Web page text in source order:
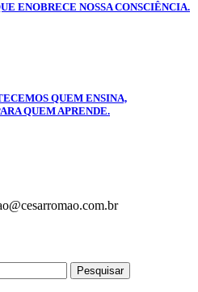
ENOBRECE NOSSA CONSCIÊNCIA.
QUEM ENSINA,
QUEM APRENDE.